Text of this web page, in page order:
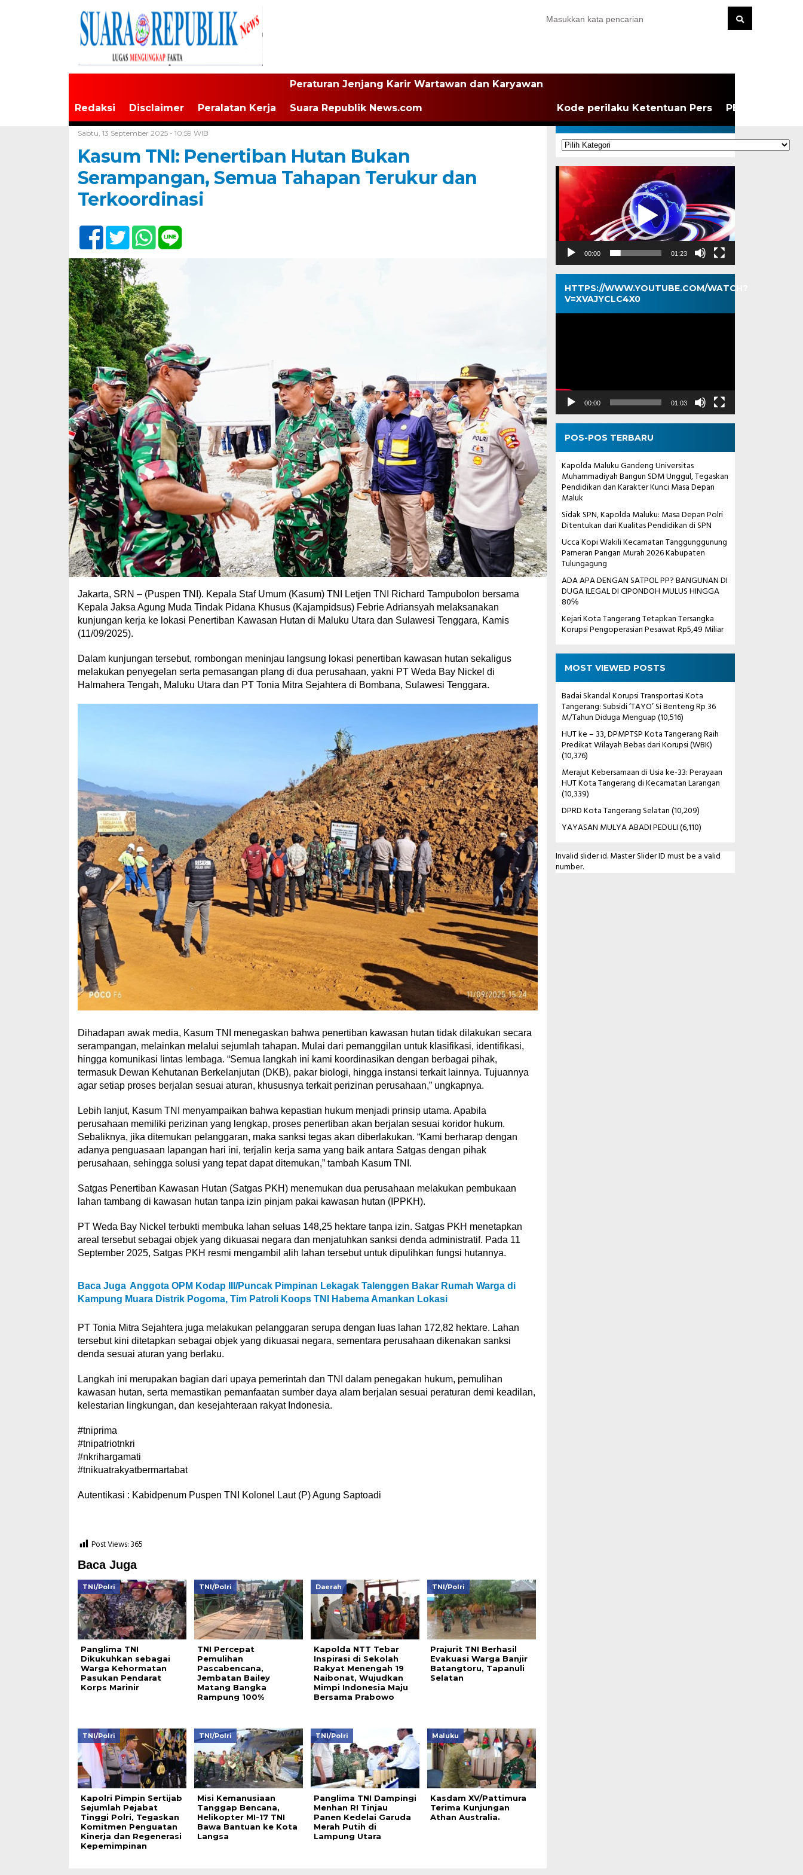
Redaksi Disclaimer Peralatan Kerja
Peraturan Jenjang Karir Wartawan dan Karyawan
Suara Republik News.com Kode perilaku Ketentuan Pers PEDOMAN
Sabtu, 13 September 2025 - 10:59 WIB
Kasum TNI: Penertiban Hutan Bukan
Serampangan, Semua Tahapan Terukur dan
Terkoordinasi
Jakarta, SRN – (Puspen TNI). Kepala Staf Umum (Kasum) TNI Letjen TNI Richard Tampubolon bersama
Kepala Jaksa Agung Muda Tindak Pidana Khusus (Kajampidsus) Febrie Adriansyah melaksanakan
kunjungan kerja ke lokasi Penertiban Kawasan Hutan di Maluku Utara dan Sulawesi Tenggara, Kamis
(11/09/2025).
Dalam kunjungan tersebut, rombongan meninjau langsung lokasi penertiban kawasan hutan sekaligus
melakukan penyegelan serta pemasangan plang di dua perusahaan, yakni PT Weda Bay Nickel di
Halmahera Tengah, Maluku Utara dan PT Tonia Mitra Sejahtera di Bombana, Sulawesi Tenggara.
Dihadapan awak media, Kasum TNI menegaskan bahwa penertiban kawasan hutan tidak dilakukan secara
serampangan, melainkan melalui sejumlah tahapan. Mulai dari pemanggilan untuk klasifikasi, identifikasi,
hingga komunikasi lintas lembaga. “Semua langkah ini kami koordinasikan dengan berbagai pihak,
termasuk Dewan Kehutanan Berkelanjutan (DKB), pakar biologi, hingga instansi terkait lainnya. Tujuannya
agar setiap proses berjalan sesuai aturan, khususnya terkait perizinan perusahaan,” ungkapnya.
Lebih lanjut, Kasum TNI menyampaikan bahwa kepastian hukum menjadi prinsip utama. Apabila
perusahaan memiliki perizinan yang lengkap, proses penertiban akan berjalan sesuai koridor hukum.
Sebaliknya, jika ditemukan pelanggaran, maka sanksi tegas akan diberlakukan. “Kami berharap dengan
adanya penguasaan lapangan hari ini, terjalin kerja sama yang baik antara Satgas dengan pihak
perusahaan, sehingga solusi yang tepat dapat ditemukan,” tambah Kasum TNI.
Satgas Penertiban Kawasan Hutan (Satgas PKH) menemukan dua perusahaan melakukan pembukaan
lahan tambang di kawasan hutan tanpa izin pinjam pakai kawasan hutan (IPPKH).
PT Weda Bay Nickel terbukti membuka lahan seluas 148,25 hektare tanpa izin. Satgas PKH menetapkan
areal tersebut sebagai objek yang dikuasai negara dan menjatuhkan sanksi denda administratif. Pada 11
September 2025, Satgas PKH resmi mengambil alih lahan tersebut untuk dipulihkan fungsi hutannya.
Baca Juga Anggota OPM Kodap III/Puncak Pimpinan Lekagak Talenggen Bakar Rumah Warga di
Kampung Muara Distrik Pogoma, Tim Patroli Koops TNI Habema Amankan Lokasi
PT Tonia Mitra Sejahtera juga melakukan pelanggaran serupa dengan luas lahan 172,82 hektare. Lahan
tersebut kini ditetapkan sebagai objek yang dikuasai negara, sementara perusahaan dikenakan sanksi
denda sesuai aturan yang berlaku.
Langkah ini merupakan bagian dari upaya pemerintah dan TNI dalam penegakan hukum, pemulihan
kawasan hutan, serta memastikan pemanfaatan sumber daya alam berjalan sesuai peraturan demi keadilan,
kelestarian lingkungan, dan kesejahteraan rakyat Indonesia.
#tniprima
#tnipatriotnkri
#nkrihargamati
#tnikuatrakyatbermartabat
Autentikasi : Kabidpenum Puspen TNI Kolonel Laut (P) Agung Saptoadi
Post Views:365
Baca Juga
TNI/Polri
Panglima TNI
Dikukuhkan sebagai
Warga Kehormatan
Pasukan Pendarat
Korps Marinir
TNI/Polri
TNI Percepat
Pemulihan
Pascabencana,
Jembatan Bailey
Matang Bangka
Rampung 100%
Daerah
Kapolda NTT Tebar
Inspirasi di Sekolah
Rakyat Menengah 19
Naibonat, Wujudkan
Mimpi Indonesia Maju
Bersama Prabowo
TNI/Polri
Prajurit TNI Berhasil
Evakuasi Warga Banjir
Batangtoru, Tapanuli
Selatan
TNI/Polri
Kapolri Pimpin Sertijab
Sejumlah Pejabat
Tinggi Polri, Tegaskan
Komitmen Penguatan
Kinerja dan Regenerasi
Kepemimpinan
TNI/Polri
Misi Kemanusiaan
Tanggap Bencana,
Helikopter MI-17 TNI
Bawa Bantuan ke Kota
Langsa
TNI/Polri
Panglima TNI Dampingi
Menhan RI Tinjau
Panen Kedelai Garuda
Merah Putih di
Lampung Utara
Maluku
Kasdam XV/Pattimura
Terima Kunjungan
Athan Australia.
KATEGORI
Kategori
Pemutar
Video
00:00 01:23
HTTPS://WWW.YOUTUBE.COM/WATCH?
V=XVAJYCLC4X0
Pemutar
00:00 01:03
POS-POS TERBARU
Kapolda Maluku Gandeng Universitas
Muhammadiyah Bangun SDM Unggul, Tegaskan
Pendidikan dan Karakter Kunci Masa Depan
Maluk
Sidak SPN, Kapolda Maluku: Masa Depan Polri
Ditentukan dari Kualitas Pendidikan di SPN
Ucca Kopi Wakili Kecamatan Tanggunggunung
Pameran Pangan Murah 2026 Kabupaten
Tulungagung
ADA APA DENGAN SATPOL PP? BANGUNAN DI
DUGA ILEGAL DI CIPONDOH MULUS HINGGA
80℅
Kejari Kota Tangerang Tetapkan Tersangka
Korupsi Pengoperasian Pesawat Rp5,49 Miliar
MOST VIEWED POSTS
Badai Skandal Korupsi Transportasi Kota
Tangerang: Subsidi ‘TAYO’ Si Benteng Rp 36
M/Tahun Diduga Menguap(10,516)
HUT ke – 33, DPMPTSP Kota Tangerang Raih
Predikat Wilayah Bebas dari Korupsi (WBK)
(10,376)
Merajut Kebersamaan di Usia ke-33: Perayaan
HUT Kota Tangerang di Kecamatan Larangan
(10,339)
DPRD Kota Tangerang Selatan(10,209)
YAYASAN MULYA ABADI PEDULI(6,110)
Invalid slider id. Master Slider ID must be a valid
number.